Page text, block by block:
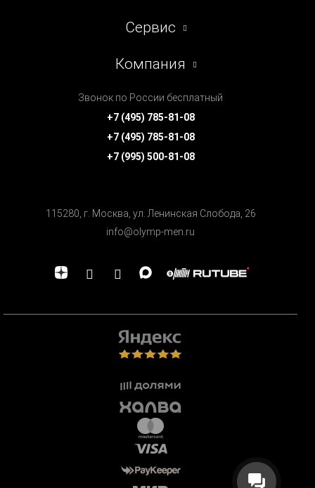
Сервис
Компания
Звонок по России бесплатный
+7 (495) 785-81-08
+7 (495) 785-81-08
+7 (995) 500-81-08
115280, г. Москва, ул. Ленинская Cлобода, 26
info@olymp-men.ru